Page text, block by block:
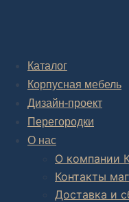
Каталог
Корпусная мебель
Дизайн-проект
Перегородки
О нас
О компании
Контакты
Доставка и